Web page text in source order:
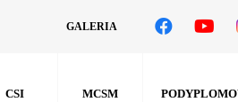
GALERIA
CSI MCSM